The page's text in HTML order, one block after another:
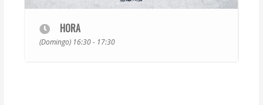
HORA
(Domingo) 16:30 - 17:30